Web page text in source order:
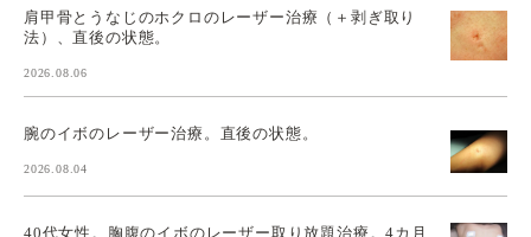
肩甲骨とうなじのホクロのレーザー治療（＋剥ぎ取り
法）、直後の状態。
2026.08.06
腕のイボのレーザー治療。直後の状態。
2026.08.04
40代女性。胸腹のイボのレーザー取り放題治療。4カ月